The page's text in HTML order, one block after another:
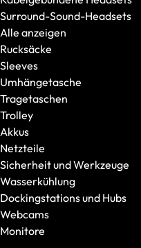
Surround-Sound-Headsets
Alle anzeigen
Rucksäcke
Sleeves
Umhängetasche
Tragetaschen
Trolley
Akkus
Netzteile
Sicherheit und Werkzeuge
Wasserkühlung
Dockingstations und Hubs
Webcams
Monitore
Intel Core Ultra 7
Intel Core Ultra 9
Modellserie
Alle anzeigen
OFFICE Station
GRAPHICS Station
XR Station
IMAGE Station
VIDEO Station
CAD Station
Empfohlen für
Office & Schule
VR / XR / AR
Bild & Videobearbeitung
CAD & Rendering